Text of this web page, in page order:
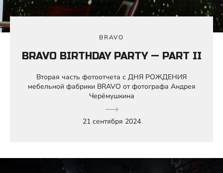
BRAVO
BRAVO BIRTHDAY PARTY — PART II
Вторая часть фотоотчета с ДНЯ РОЖДЕНИЯ
мебельной фабрики BRAVO от фотографа Андрея
Черёмушкина
21 сентября 2024